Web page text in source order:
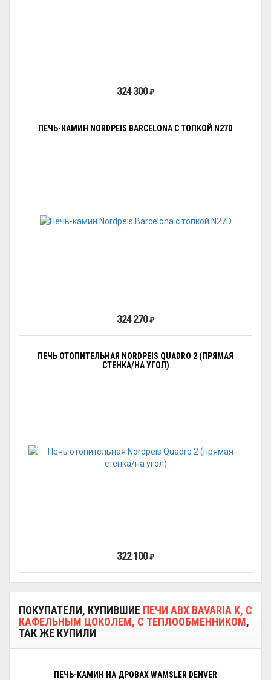
324 300₽
ПЕЧЬ-КАМИН NORDPEIS BARCELONA С ТОПКОЙ N27D
324 270₽
ПЕЧЬ ОТОПИТЕЛЬНАЯ NORDPEIS QUADRO 2 (ПРЯМАЯ
СТЕНКА/НА УГОЛ)
322 100₽
ПОКУПАТЕЛИ, КУПИВШИЕ ПЕЧИ ABX BAVARIA K, С
КАФЕЛЬНЫМ ЦОКОЛЕМ, С ТЕПЛООБМЕННИКОМ,
ТАК ЖЕ КУПИЛИ
ПЕЧЬ-КАМИН НА ДРОВАХ WAMSLER DENVER